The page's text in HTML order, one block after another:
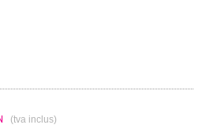
(tva inclus)